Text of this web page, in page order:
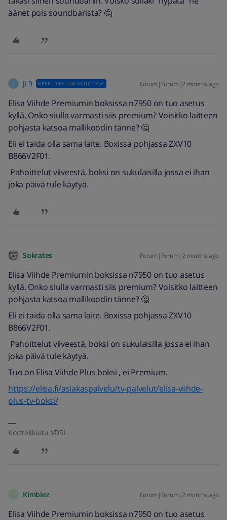
äänet pois soundbarista? 🤔
JL9 KESKUSTELUN ALOITTAJA Forum|Forum|2 months ago
Elisa Viihde Premiumin boksissa n7950 on tuo asetus
kyllä. Onko siulla varmasti siis premium? Voisitko laitteen
pohjasta katsoa mallikoodin tänne? 🤔
Eli ei taida olla sama laite. Boxissa pohjassa ZXV10
B866V2F01.
Pahoittelut viiveestä, boksi on sukulaisilla jossa ei ihan
joka päivä tule käytyä.
Sokrates Forum|Forum|2 months ago
Elisa Viihde Premiumin boksissa n7950 on tuo asetus
kyllä. Onko siulla varmasti siis premium? Voisitko laitteen
pohjasta katsoa mallikoodin tänne? 🤔
Eli ei taida olla sama laite. Boxissa pohjassa ZXV10
B866V2F01.
Pahoittelut viiveestä, boksi on sukulaisilla jossa ei ihan
joka päivä tule käytyä.
Tuo on Elisa Viihde Plus boksi , ei Premium.
https://elisa.fi/asiakaspalvelu/tv-palvelut/elisa-viihde-
plus-tv-boksi/
Korttelikuitu VDSL
Kimblez Forum|Forum|2 months ago
Elisa Viihde Premiumin boksissa n7950 on tuo asetus